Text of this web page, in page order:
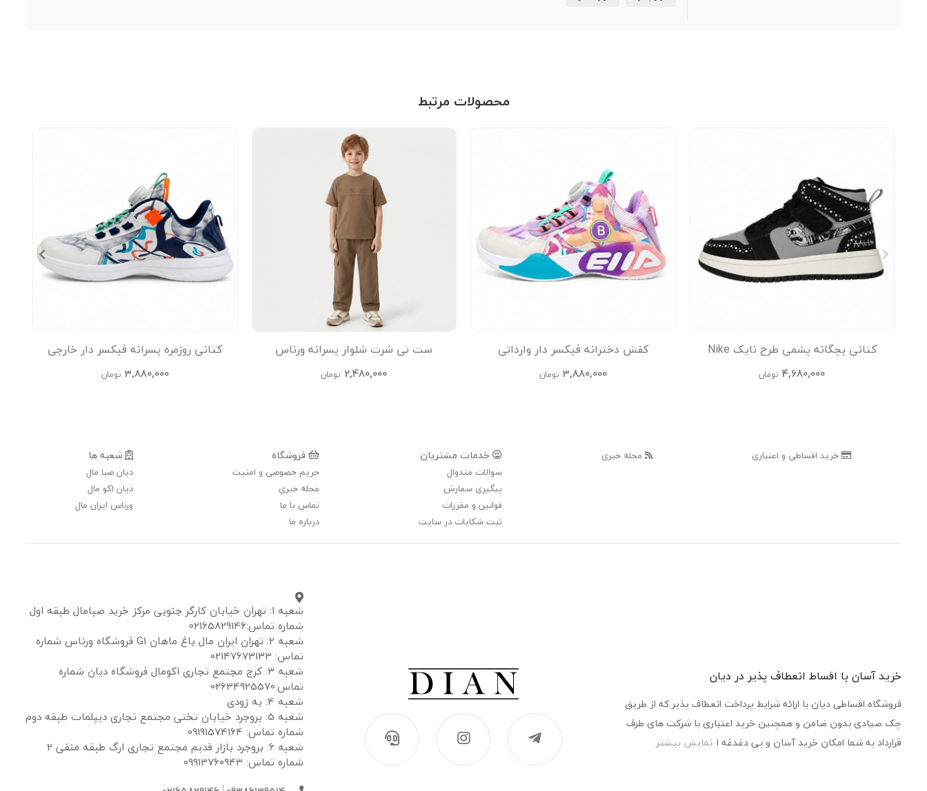
محصولات مرتبط
کتانی بچگانه پشمی طرح نایک Nike
Jordan
4,680,000 تومان
کفش دخترانه فیکسر دار وارداتی
3,880,000 تومان
ست تی شرت شلوار پسرانه ورناس
2,480,000 تومان
کتانی روزمره پسرانه فیکسر دار خارجی
3,880,000 تومان
خرید اقساطی و اعتباری مجله خبری خدمات مشتریان
سوالات متدوال
پیگیری سفارش
قوانین و مقررات
ثبت شکایات در سایت
فروشگاه
حریم خصوصی و امنیت
مجله خبری
تماس با ما
درباره ما
شعبه ها
دیان صبا مال
دیان اکو مال
ورناس ایران مال
خرید آسان با اقساط انعطاف پذیر در دیان
فروشگاه اقساطی دیان با ارائه شرایط پرداخت انعطاف پذیر که از طریق
چک صیادی بدون ضامن و همچنین خرید اعتباری با شرکت های طرف
قرارداد به شما امکان خرید آسان و بی دغدغه ا نمایش بیشتر
شعبه ۱: تهران خیابان کارگر جنوبی مرکز خرید صبامال طبقه اول
شماره تماس:02165829146
شعبه ۲: تهران ایران مال باغ ماهان G1 فروشگاه ورناس شماره
تماس: 02147673133
شعبه ۳: کرج مجتمع تجاری اکومال فروشگاه دیان شماره
تماس:02634925570
شعبه 4: به زودی
شعبه 5: بروجرد خیابان تختی مجتمع تجاری دیپلمات طبقه دوم
شماره تماس: 09191574164
شعبه 6: بروجرد بازار قدیم مجتمع تجاری ارگ طبقه منفی 2
شماره تماس: 09913760943